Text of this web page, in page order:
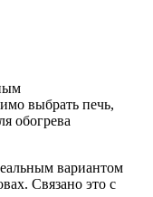
выбрать печь,
обогрева
вариантом
Связано это с